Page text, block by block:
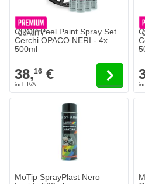
CROP Peel Paint Spray Set
Cerchi OPACO NERI - 4x
500ml
Il prezzo dipende dalle opzioni
38,16 €
Il
MoTip SprayPlast Nero